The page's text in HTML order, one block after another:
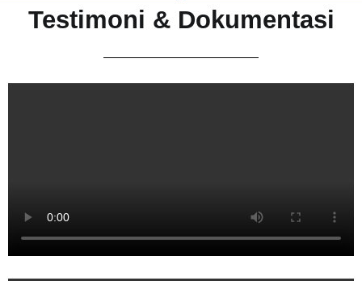
Testimoni & Dokumentasi